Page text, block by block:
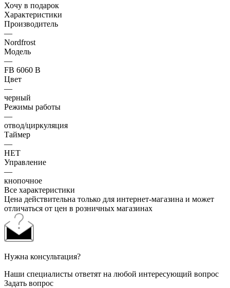
Хочу в подарок
Характеристики
Производитель
—
Nordfrost
Модель
—
FB 6060 B
Цвет
—
черный
Режимы работы
—
отвод/циркуляция
Таймер
—
НЕТ
Управление
—
кнопочное
Все характеристики
Цена действительна только для интернет-магазина и может
отличаться от цен в розничных магазинах
Нужна консультация?
Наши специалисты ответят на любой интересующий вопрос
Задать вопрос